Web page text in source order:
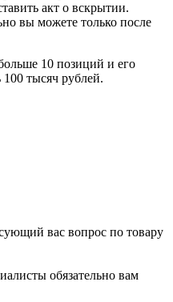
акт о вскрытии.
вы можете только после
10 позиций и его
тысяч рублей.
вас вопрос по товару
обязательно вам